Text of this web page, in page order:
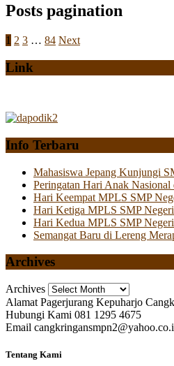
Posts pagination
1 2 3 … 84 Next
Link
Info Terbaru
Mahasiswa Jepang Kunjungi
Peringatan Hari Anak
Hari Keempat MPLS SMP
Hari Ketiga MPLS SMP
Hari Kedua MPLS SMP
Semangat Baru di Lereng
Archives
Archives
Alamat Pagerjurang Kepuharjo
Hubungi Kami 081 1295 4675
Email
Tentang Kami